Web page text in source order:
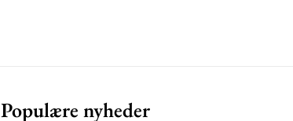
Populære nyheder